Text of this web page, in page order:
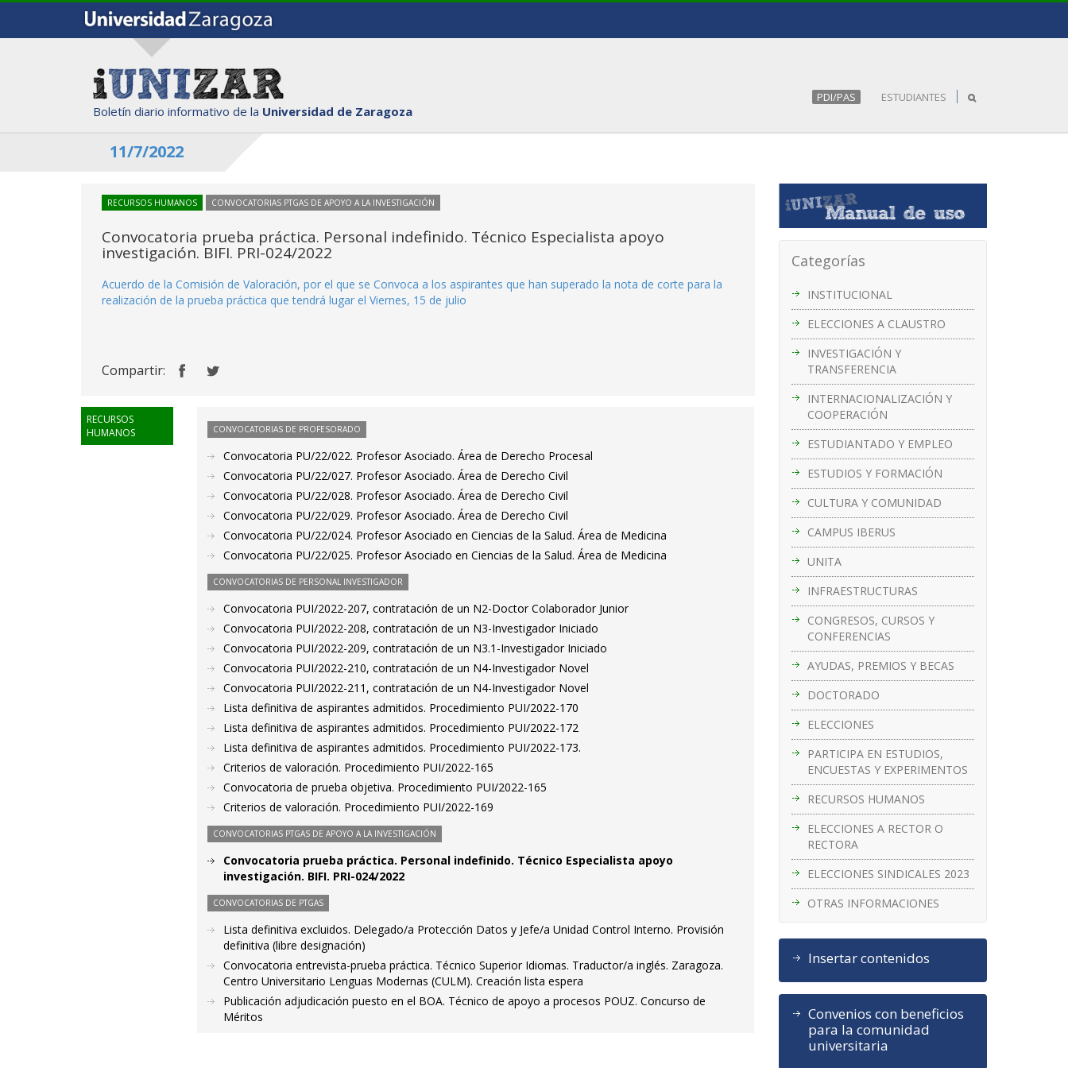
Boletín diario informativo de la Universidad de Zaragoza
PDI/PAS ESTUDIANTES
11/7/2022
Categorías
INSTITUCIONAL
ELECCIONES A CLAUSTRO
INVESTIGACIÓN Y
TRANSFERENCIA
INTERNACIONALIZACIÓN Y
COOPERACIÓN
ESTUDIANTADO Y EMPLEO
ESTUDIOS Y FORMACIÓN
CULTURA Y COMUNIDAD
CAMPUS IBERUS
UNITA
INFRAESTRUCTURAS
CONGRESOS, CURSOS Y
CONFERENCIAS
AYUDAS, PREMIOS Y BECAS
DOCTORADO
ELECCIONES
PARTICIPA EN ESTUDIOS,
ENCUESTAS Y EXPERIMENTOS
RECURSOS HUMANOS
ELECCIONES A RECTOR O
RECTORA
ELECCIONES SINDICALES 2023
OTRAS INFORMACIONES
Insertar contenidos
Convenios con beneficios
para la comunidad
universitaria
RECURSOS HUMANOS CONVOCATORIAS PTGAS DE APOYO A LA INVESTIGACIÓN
Convocatoria prueba práctica. Personal indefinido. Técnico Especialista apoyo
investigación. BIFI. PRI-024/2022
Acuerdo de la Comisión de Valoración, por el que se Convoca a los aspirantes que han superado la nota de corte para la
realización de la prueba práctica que tendrá lugar el Viernes, 15 de julio
Compartir:
RECURSOS
HUMANOS
CONVOCATORIAS DE PROFESORADO
Convocatoria PU/22/022. Profesor Asociado. Área de Derecho Procesal
Convocatoria PU/22/027. Profesor Asociado. Área de Derecho Civil
Convocatoria PU/22/028. Profesor Asociado. Área de Derecho Civil
Convocatoria PU/22/029. Profesor Asociado. Área de Derecho Civil
Convocatoria PU/22/024. Profesor Asociado en Ciencias de la Salud. Área de Medicina
Convocatoria PU/22/025. Profesor Asociado en Ciencias de la Salud. Área de Medicina
CONVOCATORIAS DE PERSONAL INVESTIGADOR
Convocatoria PUI/2022-207, contratación de un N2-Doctor Colaborador Junior
Convocatoria PUI/2022-208, contratación de un N3-Investigador Iniciado
Convocatoria PUI/2022-209, contratación de un N3.1-Investigador Iniciado
Convocatoria PUI/2022-210, contratación de un N4-Investigador Novel
Convocatoria PUI/2022-211, contratación de un N4-Investigador Novel
Lista definitiva de aspirantes admitidos. Procedimiento PUI/2022-170
Lista definitiva de aspirantes admitidos. Procedimiento PUI/2022-172
Lista definitiva de aspirantes admitidos. Procedimiento PUI/2022-173.
Criterios de valoración. Procedimiento PUI/2022-165
Convocatoria de prueba objetiva. Procedimiento PUI/2022-165
Criterios de valoración. Procedimiento PUI/2022-169
CONVOCATORIAS PTGAS DE APOYO A LA INVESTIGACIÓN
Convocatoria prueba práctica. Personal indefinido. Técnico Especialista apoyo
investigación. BIFI. PRI-024/2022
CONVOCATORIAS DE PTGAS
Lista definitiva excluidos. Delegado/a Protección Datos y Jefe/a Unidad Control Interno. Provisión
definitiva (libre designación)
Convocatoria entrevista-prueba práctica. Técnico Superior Idiomas. Traductor/a inglés. Zaragoza.
Centro Universitario Lenguas Modernas (CULM). Creación lista espera
Publicación adjudicación puesto en el BOA. Técnico de apoyo a procesos POUZ. Concurso de
Méritos